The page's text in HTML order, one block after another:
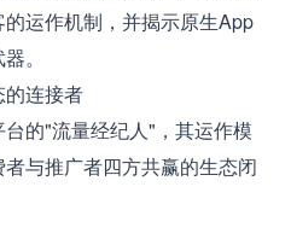
运作机制，并揭示原生App
。
连接者
的"流量经纪人"，其运作模
与推广者四方共赢的生态闭